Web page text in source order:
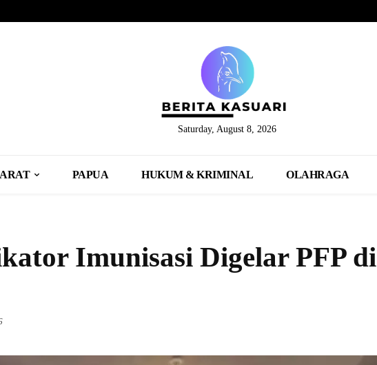
Saturday, August 8, 2026
PAPUA HUKUM & KRIMINAL OLAHRAGA
Imunisasi Digelar PFP di